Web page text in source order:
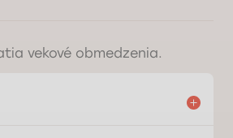
vekové obmedzenia.